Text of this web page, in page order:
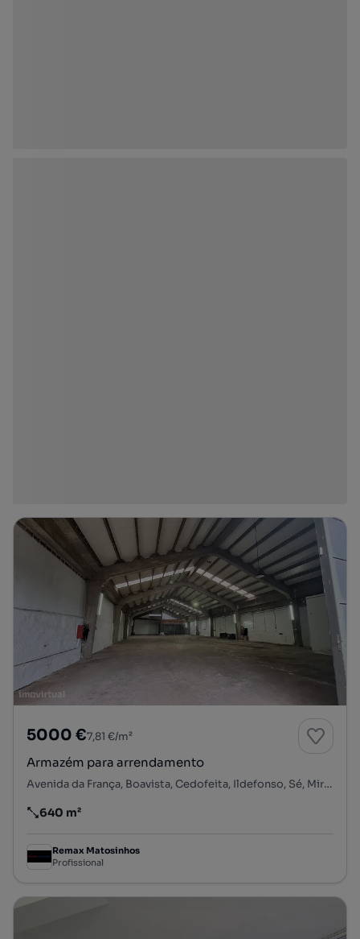
5000 €7,81 €/m²
Armazém para arrendamento
Avenida da França, Boavista, Cedofeita, Ildefonso, Sé, Miragaia, Nicolau, Vitória, Porto, Porto
Preço por metro quadrado
640 m²
Remax Matosinhos
Profissional